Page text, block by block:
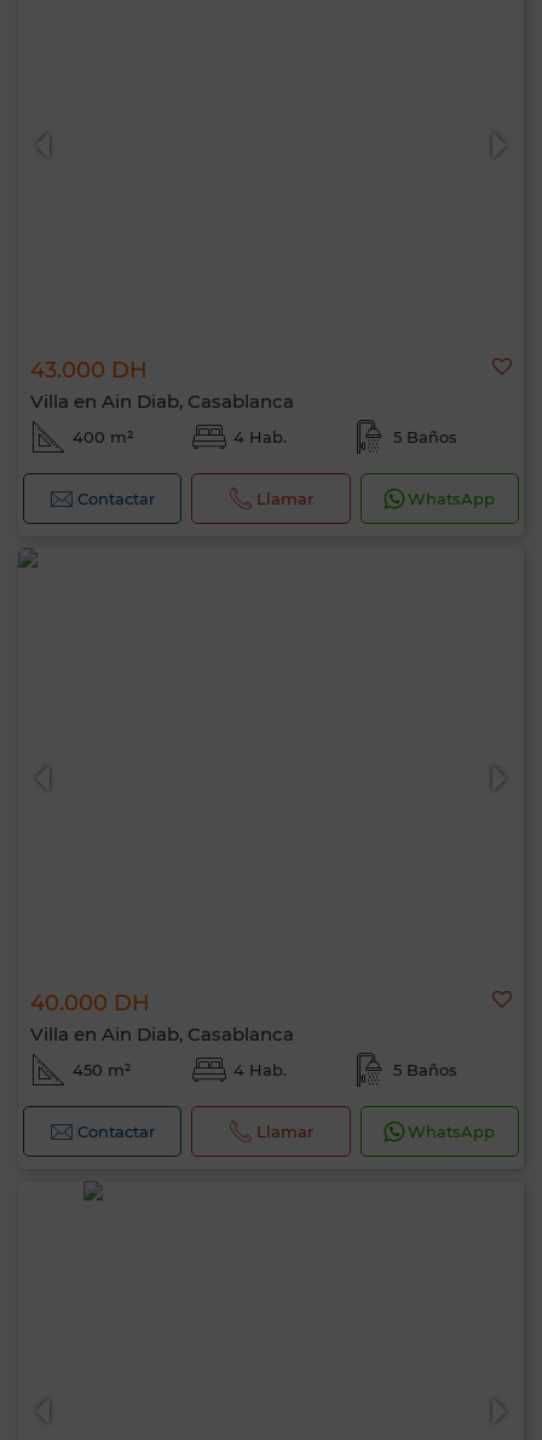
43.000 DH
Villa en Ain Diab, Casablanca
400 m² 4 Hab. 5 Baños
Contactar Llamar WhatsApp
40.000 DH
Villa en Ain Diab, Casablanca
450 m² 4 Hab. 5 Baños
Contactar Llamar WhatsApp